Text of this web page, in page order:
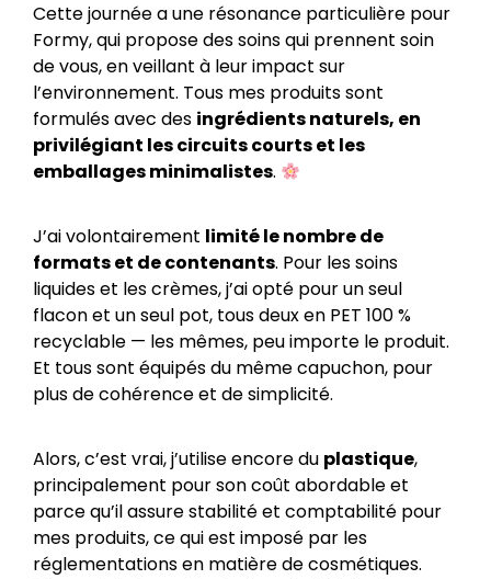
Cette journée a une résonance particulière pour
Formy, qui propose des soins qui prennent soin
de vous, en veillant à leur impact sur
l’environnement. Tous mes produits sont
formulés avec des ingrédients naturels, en
privilégiant les circuits courts et les
emballages minimalistes.
J’ai volontairement limité le nombre de
formats et de contenants. Pour les soins
liquides et les crèmes, j’ai opté pour un seul
flacon et un seul pot, tous deux en PET 100 %
recyclable — les mêmes, peu importe le produit.
Et tous sont équipés du même capuchon, pour
plus de cohérence et de simplicité.
Alors, c’est vrai, j’utilise encore du plastique,
principalement pour son coût abordable et
parce qu’il assure stabilité et comptabilité pour
mes produits, ce qui est imposé par les
réglementations en matière de cosmétiques.